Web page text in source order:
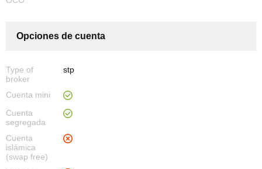
Opciones de cuenta
Type of
broker
stp
Cuenta mini
Cuenta
segregada
Cuenta
islámica
(swap free)